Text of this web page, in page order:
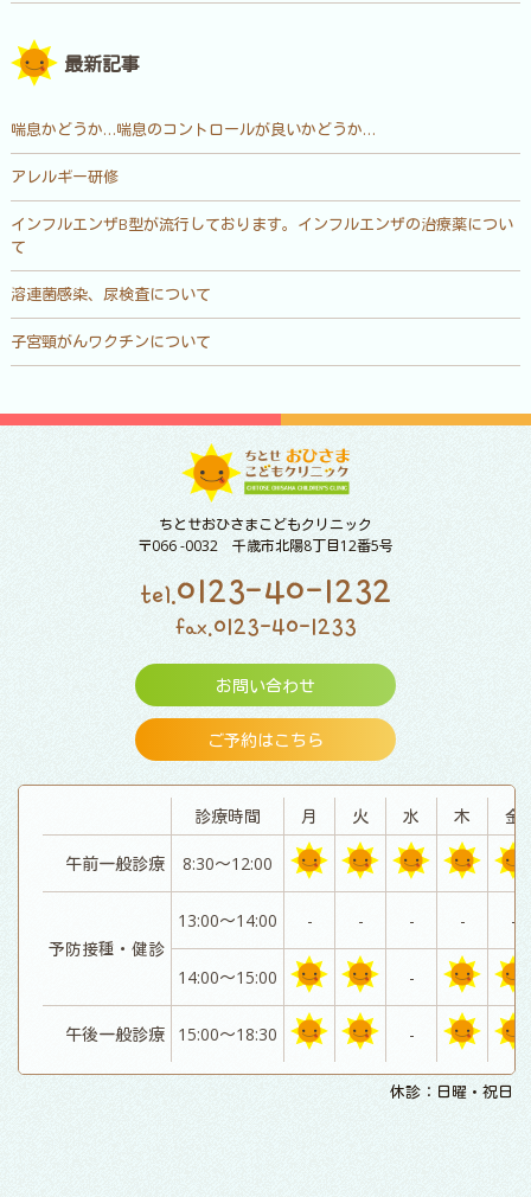
最新記事
喘息かどうか…喘息のコントロールが良いかどうか…
アレルギー研修
インフルエンザB型が流行しております。インフルエンザの治療薬につい
て
溶連菌感染、尿検査について
子宮頸がんワクチンについて
ちとせおひさまこどもクリニック
〒066 -0032 千歳市北陽8丁目12番5号
tel.0123-40-1232
fax.0123-40-1233
お問い合わせ
ご予約はこちら
診療時間 月 火 水 木 金
午前一般診療 8:30～12:00
予防接種・健診
13:00～14:00 - - - - -
14:00～15:00 -
午後一般診療 15:00～18:30 -
休診：日曜・祝日